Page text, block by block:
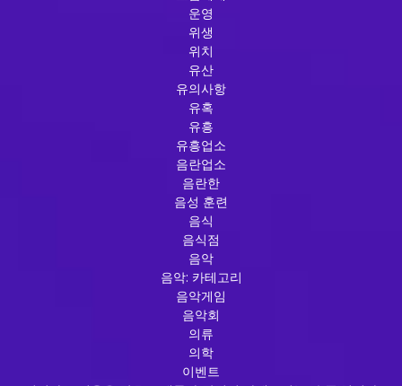
운영
위생
위치
유산
유의사항
유혹
유흥
유흥업소
음란업소
음란한
음성 훈련
음식
음식점
음악
음악: 카테고리
음악게임
음악회
의류
의학
이벤트